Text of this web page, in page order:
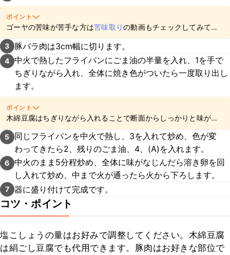
ポイント
ゴーヤの苦味が苦手な方は苦味取りの動画もチェックしてみてく
ださいね。
3
豚バラ肉は3cm幅に切ります。
4 中火で熱したフライパンにごま油の半量を入れ、1を手で
ちぎりながら入れ、全体に焼き色がついたら一度取り出し
ます。
ポイント
木綿豆腐はちぎりながら入れることで断面からしっかりと味が染
み込みますよ。
5
同じフライパンを中火で熱し、3を入れて炒め、色が変
わってきたら2、残りのごま油、4、(A)を入れます。
6 中火のまま5分程炒め、全体に味がなじんだら溶き卵を回
し入れて炒め、中まで火が通ったら火から下ろします。
7 器に盛り付けて完成です。
コツ・ポイント
塩こしょうの量はお好みで調整してください。木綿豆腐
は絹ごし豆腐でも代用できます。豚肉はお好きな部位で